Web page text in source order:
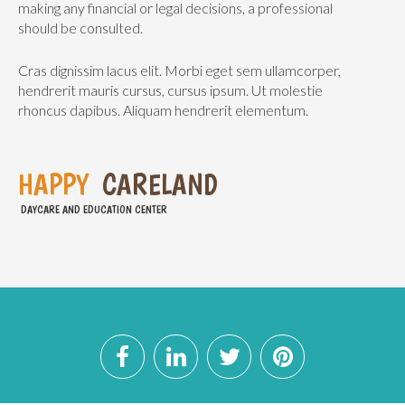
making any financial or legal decisions, a professional
should be consulted.
Cras dignissim lacus elit. Morbi eget sem ullamcorper,
hendrerit mauris cursus, cursus ipsum. Ut molestie
rhoncus dapibus. Aliquam hendrerit elementum.
HAPPY CARELAND
DAYCARE AND EDUCATION CENTER